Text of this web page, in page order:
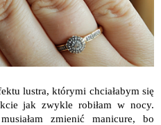
lustra, którymi chciałabym się
jak zwykle robiłam w nocy.
zmienić manicure, bo